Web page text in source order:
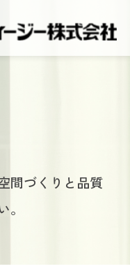
間づくりと品質